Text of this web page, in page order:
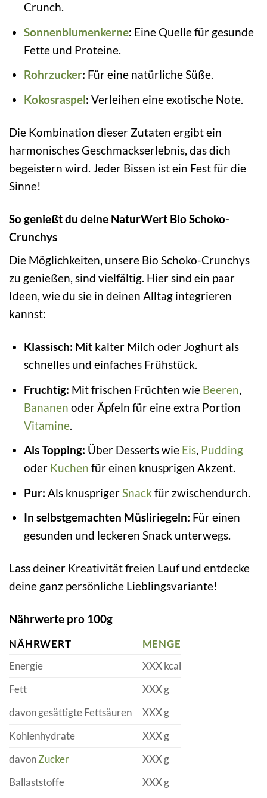
Crunch.
Sonnenblumenkerne: Eine Quelle für gesunde
Fette und Proteine.
Rohrzucker: Für eine natürliche Süße.
Kokosraspel: Verleihen eine exotische Note.
Die Kombination dieser Zutaten ergibt ein
harmonisches Geschmackserlebnis, das dich
begeistern wird. Jeder Bissen ist ein Fest für die
Sinne!
So genießt du deine NaturWert Bio Schoko-
Crunchys
Die Möglichkeiten, unsere Bio Schoko-Crunchys
zu genießen, sind vielfältig. Hier sind ein paar
Ideen, wie du sie in deinen Alltag integrieren
kannst:
Klassisch: Mit kalter Milch oder Joghurt als
schnelles und einfaches Frühstück.
Fruchtig: Mit frischen Früchten wie Beeren
Bananen oder Äpfeln für eine extra Portion
Vitamine.
Als Topping: Über Desserts wie Eis, Pudding
oder Kuchen für einen knusprigen Akzent.
Pur: Als knusprigerSnack für zwischendurch.
In selbstgemachten Müsliriegeln: Für einen
gesunden und leckeren Snack unterwegs.
Lass deiner Kreativität freien Lauf und entdecke
deine ganz persönliche Lieblingsvariante!
Nährwerte pro 100g
NÄHRWERT
MENGE
Energie
XXX kcal
Fett
XXX g
davon gesättigte Fettsäuren
XXX g
Kohlenhydrate
XXX g
davonZucker
XXX g
Ballaststoffe
XXX g